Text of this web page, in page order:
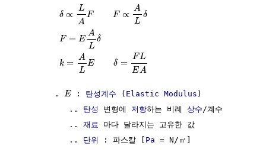
δ ∝
L
A
F F ∝
A
L
δ
F = E
A
L
δ
k =
A
L
E δ =
FL
EA
        .
E : 탄성계수 ( Elastic Modulus )
           ..
탄성 변형에 저항하는 비례 상수/계수
           ..
재료 마다 달라지는 고유한 값
           ..
단위 : 파스칼 [ Pa = N/㎡]